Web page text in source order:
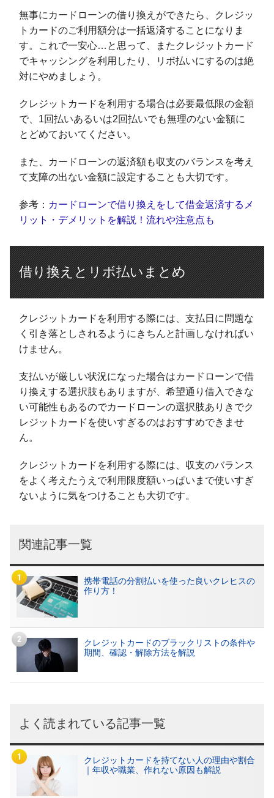
無事にカードローンの借り換えができたら、クレジッ
トカードのご利用額分は一括返済することになりま
す。これで一安心…と思って、またクレジットカード
でキャッシングを利用したり、リボ払いにするのは絶
対にやめましょう。
クレジットカードを利用する場合は必要最低限の金額
で、1回払いあるいは2回払いでも無理のない金額に
とどめておいてください。
また、カードローンの返済額も収支のバランスを考え
て支障の出ない金額に設定することも大切です。
参考： カードローンで借り換えをして借金返済するメ
リット・デメリットを解説！流れや注意点も
借り換えとリボ払いまとめ
クレジットカードを利用する際には、支払日に問題な
く引き落としされるようにきちんと計画しなければい
けません。
支払いが厳しい状況になった場合はカードローンで借
り換えする選択肢もありますが、希望通り借入できな
い可能性もあるのでカードローンの選択肢ありきでク
レジットカードを使いすぎるのはおすすめできませ
ん。
クレジットカードを利用する際には、収支のバランス
をよく考えたうえで利用限度額いっぱいまで使いすぎ
ないように気をつけることも大切です。
関連記事一覧
携帯電話の分割払いを使った良いクレヒスの
作り方！
クレジットカードのブラックリストの条件や
期間、確認・解除方法を解説
よく読まれている記事一覧
クレジットカードを持てない人の理由や割合
｜年収や職業、作れない原因も解説